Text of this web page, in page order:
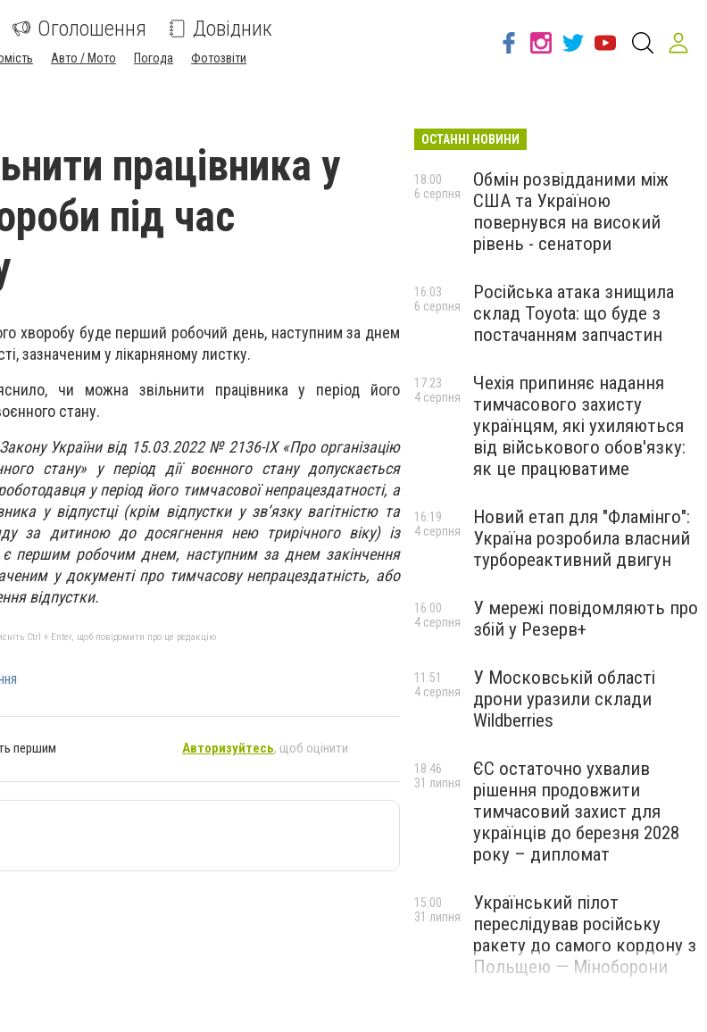
Оголошення Довідник
Авто / Мото Погода Фотозвіти
працівника у
під час
хворобу буде перший робочий день, наступним за днем
зазначеним у лікарняному листку.
чи можна звільнити працівника у період його
стану.
України від 15.03.2022 № 2136-IX «Про організацію
стану» у період дії воєнного стану допускається
у період його тимчасової непрацездатності, а
у відпустці (крім відпустки у зв’язку вагітністю та
за дитиною до досягнення нею трирічного віку) із
є першим робочим днем, наступним за днем закінчення
у документі про тимчасову непрацездатність, або
відпустки.
Ctrl + Enter, щоб повідомити про це редакцію
першим Авторизуйтесь, щоб оцінити
ОСТАННІ НОВИНИ
Обмін розвідданими між
США та Україною
повернувся на високий
рівень - сенатори
18:00
6 серпня
Російська атака знищила
склад Toyota: що буде з
постачанням запчастин
16:03
6 серпня
Чехія припиняє надання
тимчасового захисту
українцям, які ухиляються
від військового обов'язку:
як це працюватиме
17:23
4 серпня
Новий етап для "Фламінго":
Україна розробила власний
турбореактивний двигун
16:19
4 серпня
У мережі повідомляють про
збій у Резерв+
16:00
4 серпня
У Московській області
дрони уразили склади
Wildberries
11:51
4 серпня
ЄС остаточно ухвалив
рішення продовжити
тимчасовий захист для
українців до березня 2028
року – дипломат
18:46
31 липня
Український пілот
переслідував російську
ракету до самого кордону з
Польщею — Міноборони
15:00
31 липня